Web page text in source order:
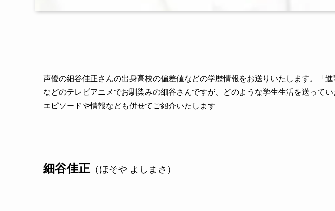
声優の細谷佳正さんの出身高校の偏差値などの学歴情報をお送りいたします。「進
などのテレビアニメでお馴染みの細谷さんですが、どのような学生生活を送って
エピソードや情報なども併せてご紹介いたします
細谷佳正 （ほそや よしまさ）